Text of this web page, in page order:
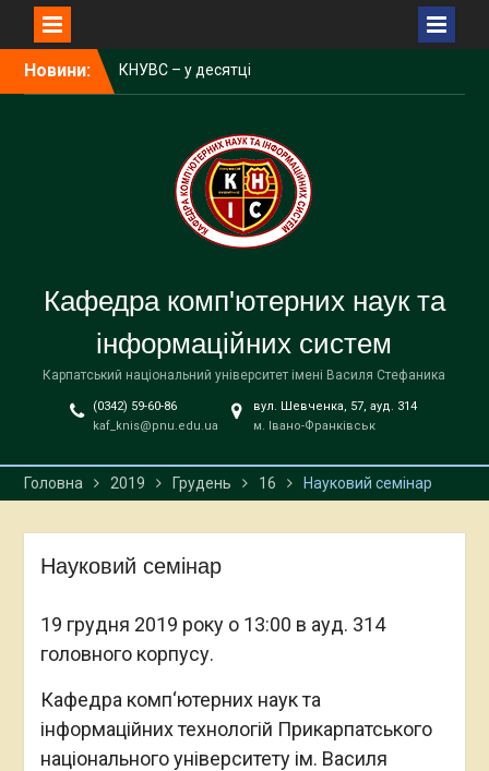
Новини:
КНУВС – у десятці
найкращих ЗВО України за
акредитаційних експертиз
Відбулися захисти
дипломних робіт на ОП
“Інформаційні системи та
технології”
Відбулися захисти
“Комп’ютерні науки”
Кафедра комп'ютерних наук та
інформаційних систем
Карпатський національний університет імені Василя Стефаника
(0342) 59-60-86
kaf_knis@pnu.edu.ua
вул. Шевченка, 57, ауд. 314
м. Івано-Франківськ
Головна 2019 Грудень 16 Науковий семінар
Науковий семінар
19 грудня 2019 року о 13:00 в ауд. 314
головного корпусу.
Кафедра комп‘ютерних наук та
інформаційних технологій Прикарпатського
національного університету ім. Василя